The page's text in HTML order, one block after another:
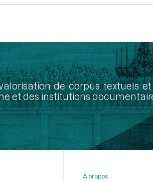
de corpus textuels
et des institutions
À propos